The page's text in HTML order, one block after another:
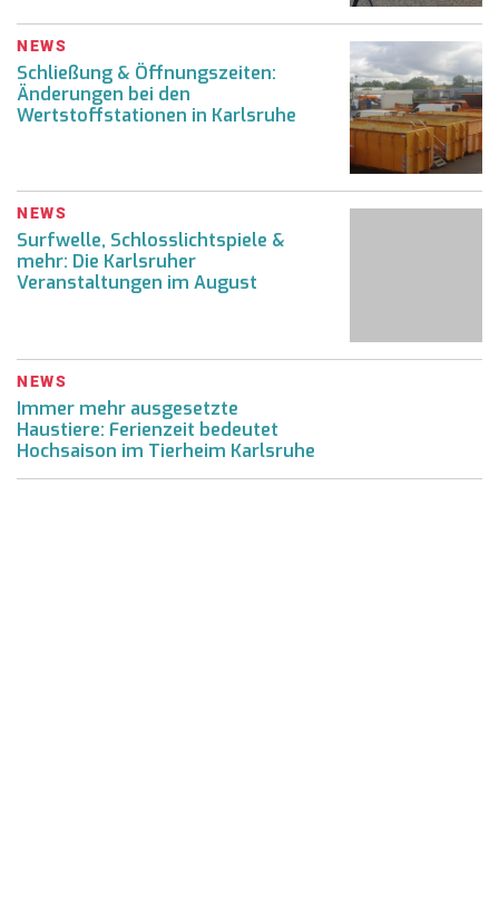
NEWS
Schließung & Öffnungszeiten:
Änderungen bei den
Wertstoffstationen in Karlsruhe
NEWS
Surfwelle, Schlosslichtspiele &
mehr: Die Karlsruher
Veranstaltungen im August
NEWS
Immer mehr ausgesetzte
Haustiere: Ferienzeit bedeutet
Hochsaison im Tierheim Karlsruhe